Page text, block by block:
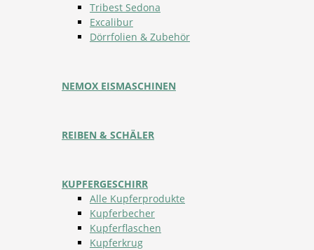
Tribest Sedona
Excalibur
Dörrfolien & Zubehör
NEMOX EISMASCHINEN
REIBEN & SCHÄLER
KUPFERGESCHIRR
Alle Kupferprodukte
Kupferbecher
Kupferflaschen
Kupferkrug